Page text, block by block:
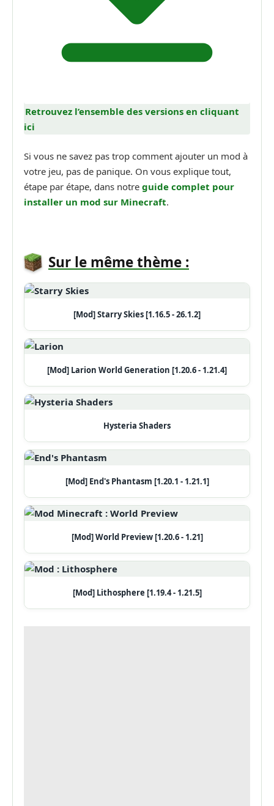
Retrouvez l’ensemble des versions en cliquant
ici
Si vous ne savez pas trop comment ajouter un mod à
votre jeu, pas de panique. On vous explique tout,
étape par étape, dans notre guide complet pour
installer un mod sur Minecraft.
Sur le même thème :
[Mod] Starry Skies [1.16.5 - 26.1.2]
[Mod] Larion World Generation [1.20.6 - 1.21.4]
Hysteria Shaders
[Mod] End's Phantasm [1.20.1 - 1.21.1]
[Mod] World Preview [1.20.6 - 1.21]
[Mod] Lithosphere [1.19.4 - 1.21.5]